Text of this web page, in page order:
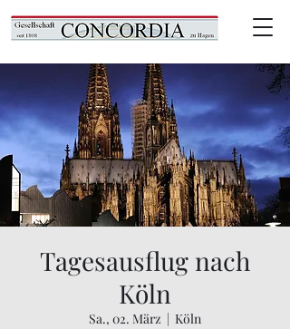
Tagesausflug nach
Köln
Sa., 02. März
  |
Köln